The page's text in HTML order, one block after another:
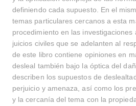
definiendo cada supuesto. En el
temas particulares cercanos a esta
procedimiento en las investigaciones
juicios civiles que se adelanten al
de este libro contiene opiniones en
desleal también bajo la óptica del
describen los supuestos de
perjuicio y amenaza, así como los
y la cercanía del tema con la